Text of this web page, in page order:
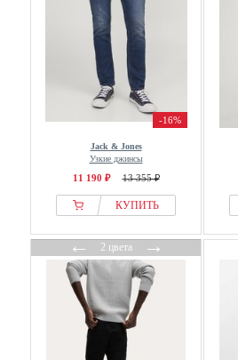
-16%
Jack & Jones
Узкие джинсы
11 190 ₽ 13 355 ₽
КУПИТЬ
←2 цвета→